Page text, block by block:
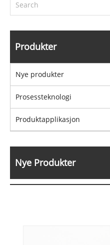
Produkter
Nye produkter
Prosessteknologi
Produktapplikasjon
Nye Produkter